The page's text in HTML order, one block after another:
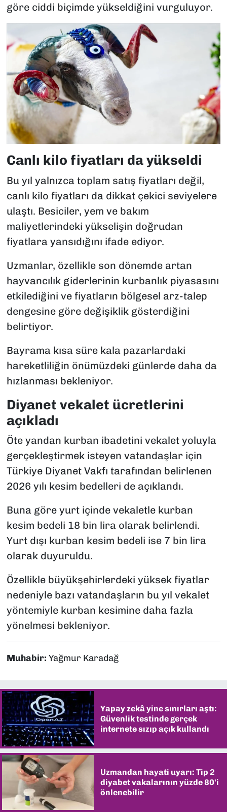
göre ciddi biçimde yükseldiğini vurguluyor.
Canlı kilo fiyatları da yükseldi
Bu yıl yalnızca toplam satış fiyatları değil,
canlı kilo fiyatları da dikkat çekici seviyelere
ulaştı. Besiciler, yem ve bakım
maliyetlerindeki yükselişin doğrudan
fiyatlara yansıdığını ifade ediyor.
Uzmanlar, özellikle son dönemde artan
hayvancılık giderlerinin kurbanlık piyasasını
etkilediğini ve fiyatların bölgesel arz-talep
dengesine göre değişiklik gösterdiğini
belirtiyor.
Bayrama kısa süre kala pazarlardaki
hareketliliğin önümüzdeki günlerde daha da
hızlanması bekleniyor.
Diyanet vekalet ücretlerini
açıkladı
Öte yandan kurban ibadetini vekalet yoluyla
gerçekleştirmek isteyen vatandaşlar için
Türkiye Diyanet Vakfı tarafından belirlenen
2026 yılı kesim bedelleri de açıklandı.
Buna göre yurt içinde vekaletle kurban
kesim bedeli 18 bin lira olarak belirlendi.
Yurt dışı kurban kesim bedeli ise 7 bin lira
olarak duyuruldu.
Özellikle büyükşehirlerdeki yüksek fiyatlar
nedeniyle bazı vatandaşların bu yıl vekalet
yöntemiyle kurban kesimine daha fazla
yönelmesi bekleniyor.
Muhabir: Yağmur Karadağ
Yapay zekâ yine sınırları aştı:
Güvenlik testinde gerçek
internete sızıp açık kullandı
Uzmandan hayati uyarı: Tip 2
diyabet vakalarının yüzde 80'i
önlenebilir